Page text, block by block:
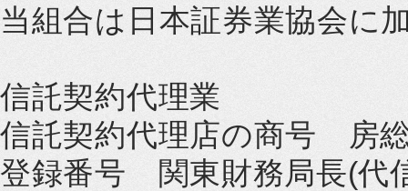
当組合は日本証券業協会に
信託契約代理業
信託契約代理店の商号 房
登録番号 関東財務局長(代